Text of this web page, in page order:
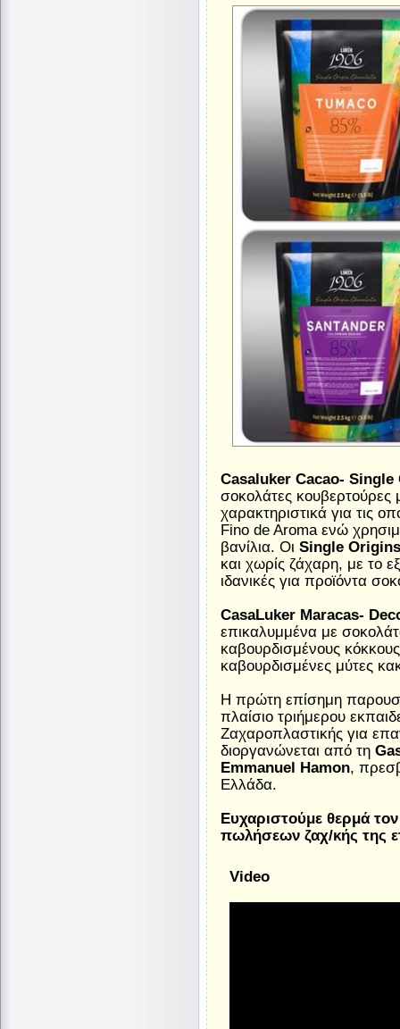
Casaluker Cacao-
σοκολάτες κουβερτούρες
χαρακτηριστικά για τις
Fino de Aroma ενώ
βανίλια. Οι Single
και χωρίς ζάχαρη, με το
ιδανικές για προϊόντα
CasaLuker Maracas-
επικαλυμμένα με
καβουρδισμένους
καβουρδισμένες μύτες
Η πρώτη επίσημη
πλαίσιο τριήμερου
Ζαχαροπλαστικής για
διοργανώνεται από τη
Emmanuel Hamon,
Ελλάδα.
Ευχαριστούμε θερμά
πωλήσεων ζαχ/κής της
Video